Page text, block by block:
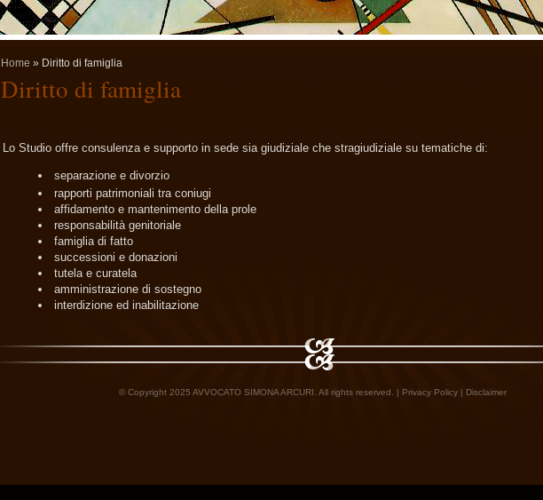
Home » Diritto di famiglia
Diritto di famiglia
Lo Studio offre consulenza e supporto in sede sia giudiziale che stragiudiziale su tematiche di:
separazione e divorzio
rapporti patrimoniali tra coniugi
affidamento e mantenimento della prole
responsabilità genitoriale
famiglia di fatto
successioni e donazioni
tutela e curatela
amministrazione di sostegno
interdizione ed inabilitazione
© Copyright 2025 AVVOCATO SIMONA ARCURI. All rights reserved. | Privacy Policy| Disclaimer